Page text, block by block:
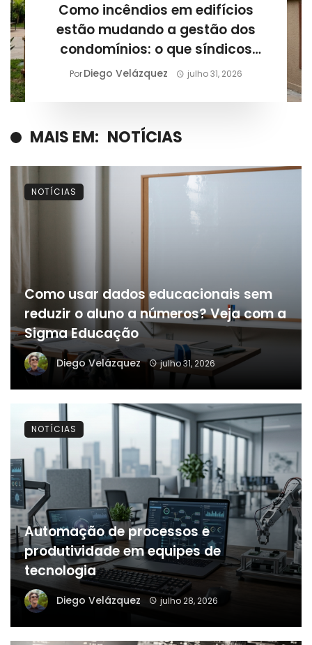
Como incêndios em edifícios
estão mudando a gestão dos
condomínios: o que síndicos
precisam revisar após novos
PorDiego Velázquez julho 31, 2026
MAIS EM: NOTÍCIAS
Como usar dados educacionais sem
reduzir o aluno a números? Veja com a
Sigma Educação
Diego Velázquez julho 31, 2026
NOTÍCIAS
Automação de processos e
produtividade em equipes de
tecnologia
Diego Velázquez julho 28, 2026
NOTÍCIAS